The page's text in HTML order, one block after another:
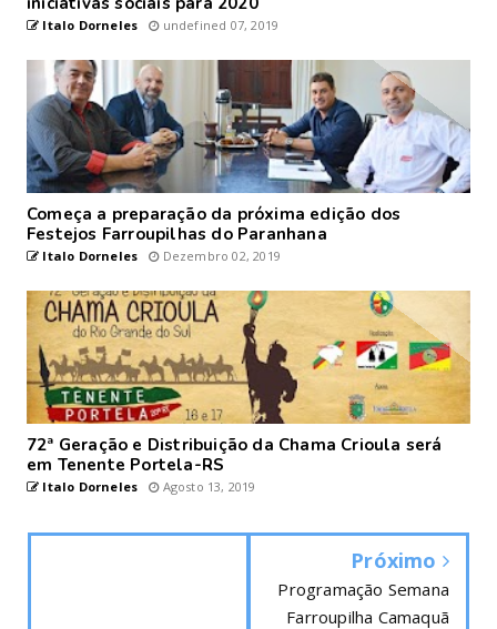
Italo Dorneles undefined 07, 2019
Começa a preparação da próxima edição dos
Festejos Farroupilhas do Paranhana
Italo Dorneles Dezembro 02, 2019
72ª Geração e Distribuição da Chama Crioula será
em Tenente Portela-RS
Italo Dorneles Agosto 13, 2019
Próximo
Programação Semana
Farroupilha Camaquã